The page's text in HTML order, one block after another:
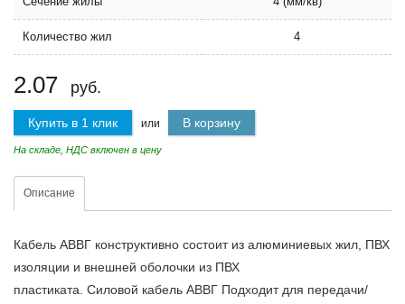
Количество жил 4
2.07 руб.
Купить в 1 клик или В корзину
На складе, НДС включен в цену
Описание
Кабель АВВГ конструктивно состоит из алюминиевых жил, ПВХ
изоляции и внешней оболочки из ПВХ
пластиката. Силовой кабель АВВГ Подходит для передачи/